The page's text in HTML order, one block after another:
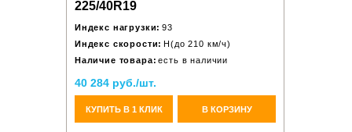
225/40R19
Индекс нагрузки: 93
Индекс скорости: H(до 210 км/ч)
Наличие товара: есть в наличии
40 284 руб./шт.
КУПИТЬ В 1 КЛИК В КОРЗИНУ